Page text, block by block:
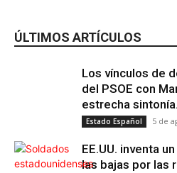
ÚLTIMOS ARTÍCULOS
Los vínculos de
del PSOE con
estrecha
Estado Español 5 de
EE.UU. inventa
las bajas por las